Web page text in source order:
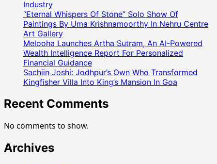
Industry
“Eternal Whispers Of Stone” Solo Show Of
Paintings By Uma Krishnamoorthy In Nehru Centre
Art Gallery
Melooha Launches Artha Sutram, An AI-Powered
Wealth Intelligence Report For Personalized
Financial Guidance
Sachiin Joshi: Jodhpur’s Own Who Transformed
Kingfisher Villa Into King’s Mansion In Goa
Recent Comments
No comments to show.
Archives